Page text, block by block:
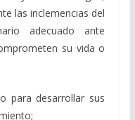
las inclemencias del
adecuado ante
su vida o
para desarrollar sus